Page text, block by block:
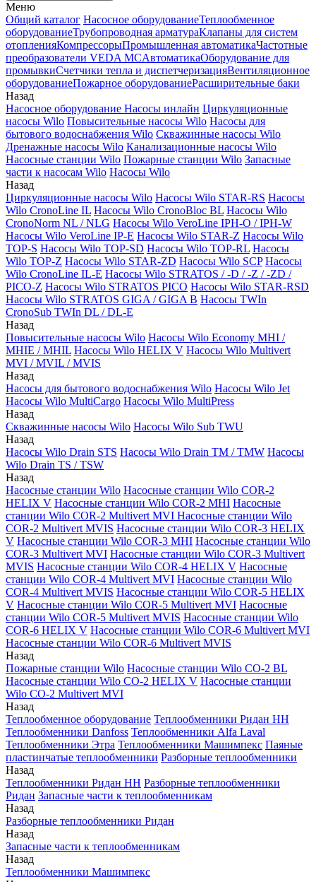
Меню
Общий каталог Насосное оборудованиеТеплообменное
оборудованиеТрубопроводная арматураКлапаны для систем
отопленияКомпрессорыПромышленная автоматикаЧастотные
преобразователи VEDA MCАвтоматикаОборудование для
промывкиСчетчики тепла и диспетчеризацияВентиляционное
оборудованиеПожарное оборудованиеРасширительные баки
Назад
Насосное оборудование Насосы инлайн Циркуляционные
насосы Wilo Повысительные насосы Wilo Насосы для
бытового водоснабжения Wilo Скважинные насосы Wilo
Дренажные насосы Wilo Канализационные насосы Wilo
Насосные станции Wilo Пожарные станции Wilo Запасные
части к насосам Wilo Насосы Wilo
Назад
Циркуляционные насосы Wilo Насосы Wilo STAR-RS Насосы
Wilo CronoLine IL Насосы Wilo CronoBloc BL Насосы Wilo
CronoNorm NL / NLG Насосы Wilo VeroLine IPH-O / IPH-W
Насосы Wilo VeroLine IP-E Насосы Wilo STAR-Z Насосы Wilo
TOP-S Насосы Wilo TOP-SD Насосы Wilo TOP-RL Насосы
Wilo TOP-Z Насосы Wilo STAR-ZD Насосы Wilo SCP Насосы
Wilo CronoLine IL-E Насосы Wilo STRATOS / -D / -Z / -ZD /
PICO-Z Насосы Wilo STRATOS PICO Насосы Wilo STAR-RSD
Насосы Wilo STRATOS GIGA / GIGA B Насосы TWIn
CronoSub TWIn DL / DL-E
Назад
Повысительные насосы Wilo Насосы Wilo Economy MHI /
MHIE / MHIL Насосы Wilo HELIX V Насосы Wilo Multivert
MVI / MVIL / MVIS
Назад
Насосы для бытового водоснабжения Wilo Насосы Wilo Jet
Насосы Wilo MultiCargo Насосы Wilo MultiPress
Назад
Скважинные насосы Wilo Насосы Wilo Sub TWU
Назад
Насосы Wilo Drain STS Насосы Wilo Drain TM / TMW Насосы
Wilo Drain TS / TSW
Назад
Насосные станции Wilo Насосные станции Wilo COR-2
HELIX V Насосные станции Wilo COR-2 MHI Насосные
станции Wilo COR-2 Multivert MVI Насосные станции Wilo
COR-2 Multivert MVIS Насосные станции Wilo COR-3 HELIX
V Насосные станции Wilo COR-3 MHI Насосные станции Wilo
COR-3 Multivert MVI Насосные станции Wilo COR-3 Multivert
MVIS Насосные станции Wilo COR-4 HELIX V Насосные
станции Wilo COR-4 Multivert MVI Насосные станции Wilo
COR-4 Multivert MVIS Насосные станции Wilo COR-5 HELIX
V Насосные станции Wilo COR-5 Multivert MVI Насосные
станции Wilo COR-5 Multivert MVIS Насосные станции Wilo
COR-6 HELIX V Насосные станции Wilo COR-6 Multivert MVI
Насосные станции Wilo COR-6 Multivert MVIS
Назад
Пожарные станции Wilo Насосные станции Wilo CO-2 BL
Насосные станции Wilo CO-2 HELIX V Насосные станции
Wilo CO-2 Multivert MVI
Назад
Теплообменное оборудование Теплообменники Ридан НН
Теплообменники Danfoss Теплообменники Alfa Laval
Теплообменники Этра Теплообменники Машимпекс Паяные
пластинчатые теплообменники Разборные теплообменники
Назад
Теплообменники Ридан НН Разборные теплообменники
Ридан Запасные части к теплообменникам
Назад
Разборные теплообменники Ридан
Назад
Запасные части к теплообменникам
Назад
Теплообменники Машимпекс